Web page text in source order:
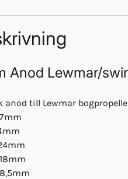
Anod Lewmar/
anod till Lewmar